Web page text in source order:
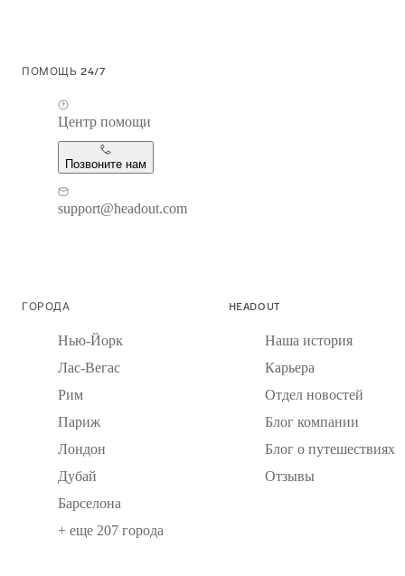
ПОМОЩЬ 24/7
Центр помощи
Позвоните нам
support@headout.com
ГОРОДА
Нью-Йорк
Лас-Вегас
Рим
Париж
Лондон
Дубай
Барселона
+ еще 207 города
HEADOUT
Наша история
Карьера
Отдел новостей
Блог компании
Блог о путешествиях
Отзывы